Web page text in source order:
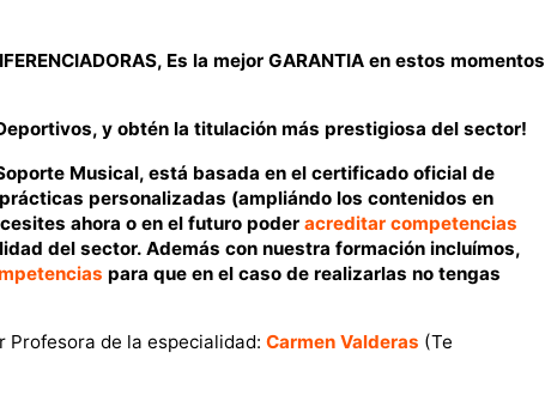
Es la mejor GARANTIA en estos momentos
y obtén la titulación más prestigiosa del sector!
Musical, está basada en el certificado oficial de
personalizadas (ampliándo los contenidos en
ahora o en el futuro poder acreditar competencias
del sector. Además con nuestra formación incluímos,
para que en el caso de realizarlas no tengas
Profesora de la especialidad: Carmen Valderas (Te